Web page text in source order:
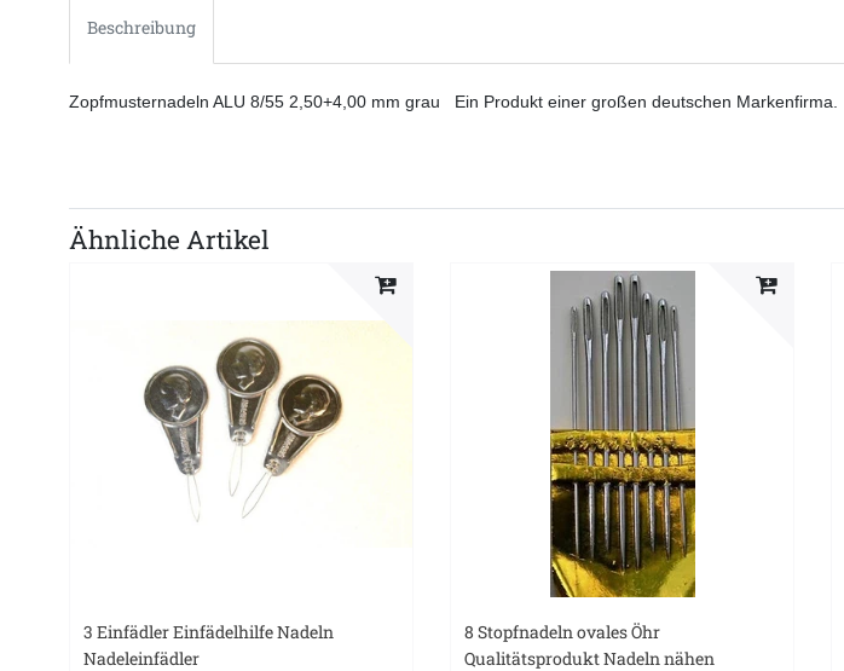
Beschreibung
Zopfmusternadeln ALU 8/55 2,50+4,00 mm grau Ein Produkt einer großen deutschen Markenfirma.
Ähnliche Artikel
3 Einfädler Einfädelhilfe Nadeln
Nadeleinfädler
8 Stopfnadeln ovales Öhr
Qualitätsprodukt Nadeln nähen